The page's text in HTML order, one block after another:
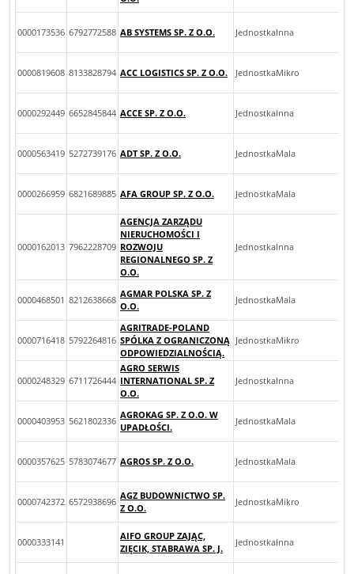
0000173536 6792772588 AB SYSTEMS SP. Z O.O. JednostkaInna
0000819608 8133828794 ACC LOGISTICS SP. Z O.O. JednostkaMikro
0000292449 6652845844 ACCE SP. Z O.O. JednostkaInna
0000563419 5272739176 ADT SP. Z O.O. JednostkaMala
0000266959 6821689885 AFA GROUP SP. Z O.O. JednostkaMala
0000162013 7962228709
AGENCJA ZARZĄDU
NIERUCHOMOŚCI I
ROZWOJU
REGIONALNEGO SP. Z
O.O.
JednostkaInna
0000468501 8212638668
AGMAR POLSKA SP. Z
O.O.
JednostkaMala
0000716418 5792264816
AGRITRADE-POLAND
SPÓLKA Z OGRANICZONĄ
ODPOWIEDZIALNOŚCIĄ.
JednostkaMikro
0000248329 6711726444
AGRO SERWIS
INTERNATIONAL SP. Z
O.O.
JednostkaInna
0000403953 5621802336
AGROKAG SP. Z O.O. W
UPADŁOŚCI.
JednostkaMala
0000357625 5783074677 AGROS SP. Z O.O. JednostkaMala
0000742372 6572938696
AGZ BUDOWNICTWO SP.
Z O.O.
JednostkaMikro
0000333141
AIFO GROUP ZAJĄC,
ZIĘCIK, STABRAWA SP. J.
JednostkaInna